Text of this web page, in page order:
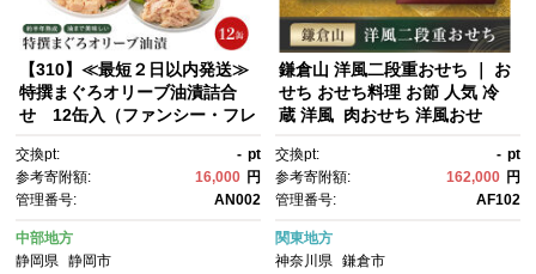
【310】≪最短２日以内発送≫
特撰まぐろオリーブ油漬詰合
せ 12缶入（ファンシー・フレ
材重視のツナ缶のおいしさ
◆ 熟成 高級まぐろ ツナ缶 ツ
ナ マグロ 鮪 缶詰 フレーク 缶
詰 常温 魚貝類 食品 加工食
品 静岡 ギフト 詰合せ 魚介
交換pt: - pt
参考寄附額:
16,000 円
管理番号:
AN002
中部地方
静岡県
静岡市
鎌倉山 洋風二段重おせち ｜ お
せち おせち料理 お節 人気 冷
蔵 洋風 肉おせち 洋風おせ
川 鎌倉市
交換pt: - pt
参考寄附額:
162,000 円
管理番号:
AF102
関東地方
神奈川県 鎌倉市